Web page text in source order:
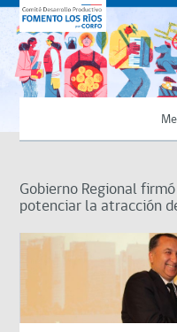
Gobierno Regional
potenciar la atracción